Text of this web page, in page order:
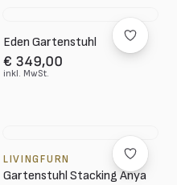
Eden Gartenstuhl
€ 349,00
inkl. MwSt.
LIVINGFURN
Gartenstuhl Stacking Anya